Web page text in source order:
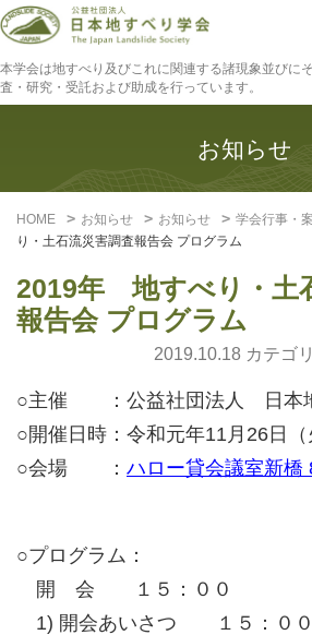
本学会は地すべり及びこれに関連する諸現象並びに
査・研究・受託および助成を行っています。
お知らせ
HOME お知らせ お知らせ 学会行事・
り・土石流災害調査報告会 プログラム
2019年 地すべり・土
報告会 プログラム
2019.10.18 カテゴ
○主催 ：公益社団法人 日本
○開催日時：令和元年11月26日
○会場 ： ハロー貸会議室新
○プログラム：
開 会 １５：００
1) 開会あいさつ １５：００